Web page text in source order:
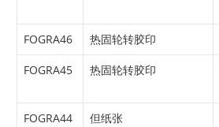
FOGRA46 热固轮转胶印
FOGRA45 热固轮转胶印
FOGRA44 但纸张